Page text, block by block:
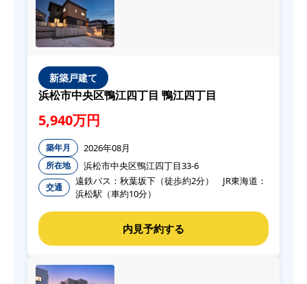
新築戸建て
浜松市中央区鴨江四丁目 鴨江四丁目
5,940万円
築年月 2026年08月
所在地 浜松市中央区鴨江四丁目33-6
交通
遠鉄バス：秋葉坂下（徒歩約2分） JR東海道：
浜松駅（車約10分）